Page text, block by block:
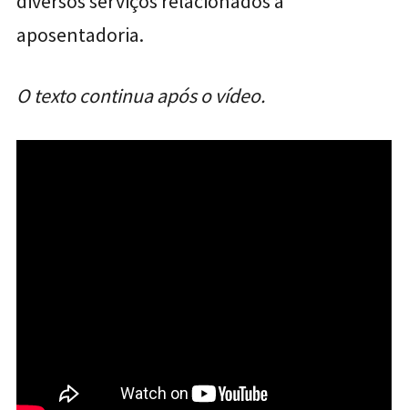
aposentadoria.
O texto continua após o vídeo.